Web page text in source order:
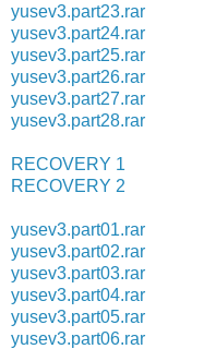
yusev3.part23.rar
yusev3.part24.rar
yusev3.part25.rar
yusev3.part26.rar
yusev3.part27.rar
yusev3.part28.rar
RECOVERY 1
RECOVERY 2
yusev3.part01.rar
yusev3.part02.rar
yusev3.part03.rar
yusev3.part04.rar
yusev3.part05.rar
yusev3.part06.rar